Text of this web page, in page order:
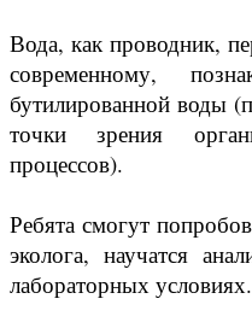
Вода, как проводник,
современному,
бутилированной воды
точки зрения
процессов).
Ребята смогут
эколога, научатся
лабораторных условиях.